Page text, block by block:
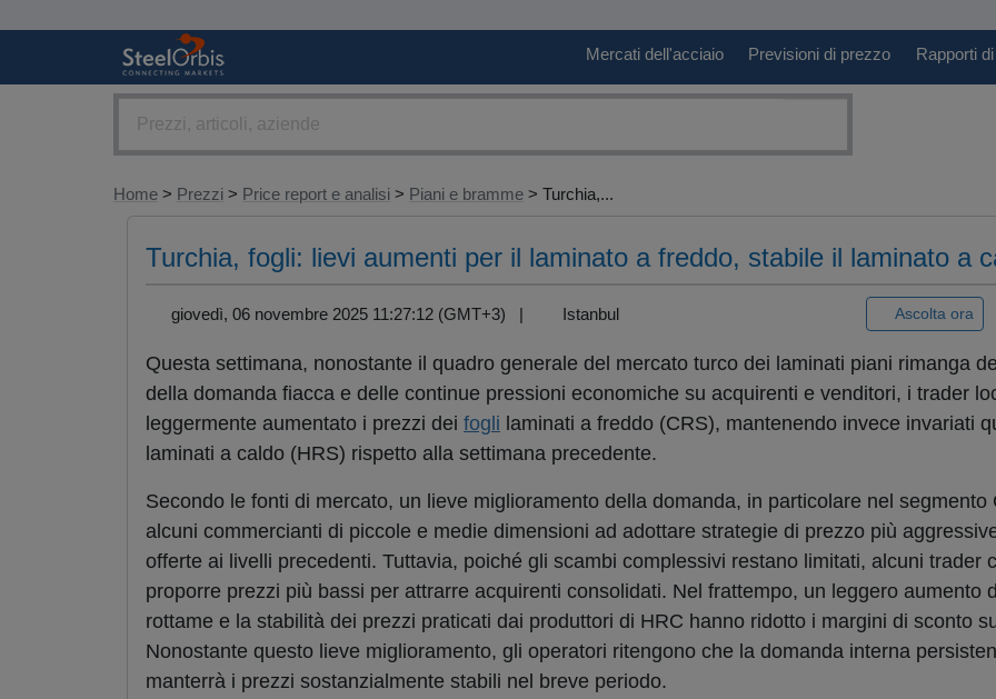
Mercati dell'acciaio Previsioni di prezzo Rapporti
Home > Prezzi > Price report e analisi > Piani e bramme > Turchia,...
Turchia, fogli: lievi aumenti per il laminato a freddo, stabile il laminato a
giovedì, 06 novembre 2025 11:27:12 (GMT+3) | Istanbul Ascolta ora
Questa settimana, nonostante il quadro generale del mercato turco dei laminati piani rimanga
della domanda fiacca e delle continue pressioni economiche su acquirenti e venditori, i trader
leggermente aumentato i prezzi dei fogli laminati a freddo (CRS), mantenendo invece invariati
laminati a caldo (HRS) rispetto alla settimana precedente.
Secondo le fonti di mercato, un lieve miglioramento della domanda, in particolare nel segmento
alcuni commercianti di piccole e medie dimensioni ad adottare strategie di prezzo più
offerte ai livelli precedenti. Tuttavia, poiché gli scambi complessivi restano limitati, alcuni trader
proporre prezzi più bassi per attrarre acquirenti consolidati. Nel frattempo, un leggero aumento
rottame e la stabilità dei prezzi praticati dai produttori di HRC hanno ridotto i margini di sconto
Nonostante questo lieve miglioramento, gli operatori ritengono che la domanda interna
manterrà i prezzi sostanzialmente stabili nel breve periodo.